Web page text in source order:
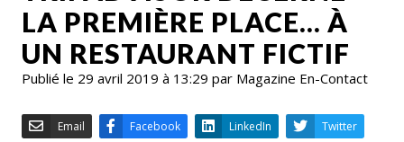
LA PREMIÈRE PLACE… À
UN RESTAURANT FICTIF
Publié le 29 avril 2019 à 13:29 par Magazine En-Contact